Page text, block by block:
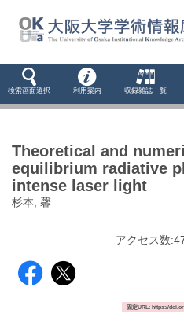
検索画面選択 利用案内 収録雑誌一覧
Theoretical and
equilibrium radiative
intense laser light
杉本, 馨
アクセス数:
固定URL: https://